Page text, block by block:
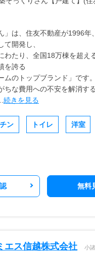
」は、住友不動産が1996年
開発し、
わたり、全国18万棟を超え
を誇る
ムのトップブランド」です。
ちな費用への不安を解消す
続きを見る
ン トイレ 洋室
無料
エス信越株式会社
小